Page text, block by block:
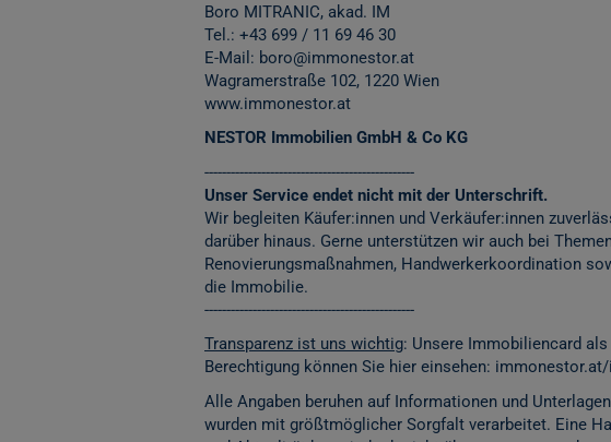
Boro MITRANIC, akad. IM
Tel.: +43 699 / 11 69 46 30
E-Mail: boro@immonestor.at
Wagramerstraße 102, 1220 Wien
www.immonestor.at
NESTOR Immobilien GmbH & Co KG
------------------------------------------------
Unser Service endet nicht mit der Unterschrift.
Wir begleiten Käufer:innen und Verkäufer:innen
darüber hinaus. Gerne unterstützen wir auch bei
Renovierungsmaßnahmen, Handwerkerkoordination
die Immobilie.
------------------------------------------------
Transparenz ist uns wichtig: Unsere Immobiliencard
Berechtigung können Sie hier einsehen:
Alle Angaben beruhen auf Informationen und
wurden mit größtmöglicher Sorgfalt verarbeitet. Eine